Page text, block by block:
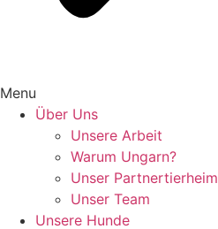
Menu
Über Uns
Unsere Arbeit
Warum Ungarn?
Unser Partnertierheim
Unser Team
Unsere Hunde